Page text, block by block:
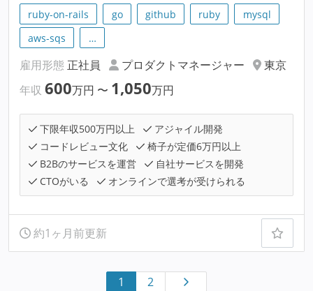
ruby-on-rails go github ruby
mysql
aws-sqs
…
雇用形態 正社員 プロダクトマネージャー
東京
年収 600万円 〜 1,050万円
下限年収500万円以上
アジャイル開発
コードレビュー文化
椅子が定価6万円以上
B2Bのサービスを運営
自社サービスを開発
CTOがいる
オンラインで選考が受けられる
約1ヶ月前更新
1 2